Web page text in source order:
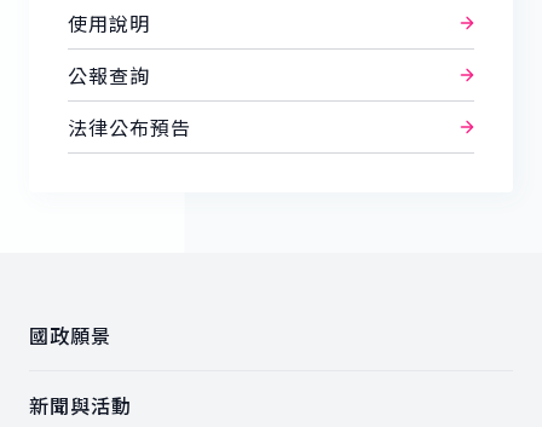
使用說明
公報查詢
法律公布預告
國政願景
新聞與活動